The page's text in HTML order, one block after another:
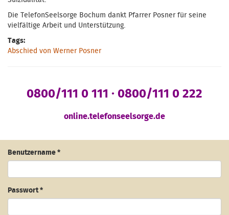
Die TelefonSeelsorge Bochum dankt Pfarrer Posner für seine
vielfältige Arbeit und Unterstützung.
Tags:
Abschied von Werner Posner
0800/111 0 111 · 0800/111 0 222
online.telefonseelsorge.de
Benutzername *
Passwort*